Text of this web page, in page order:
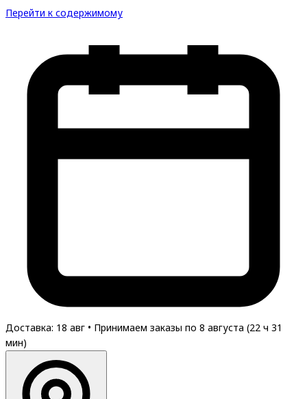
Перейти к содержимому
Доставка: 18 авг • Принимаем заказы по 8 августа (22 ч 31
мин)